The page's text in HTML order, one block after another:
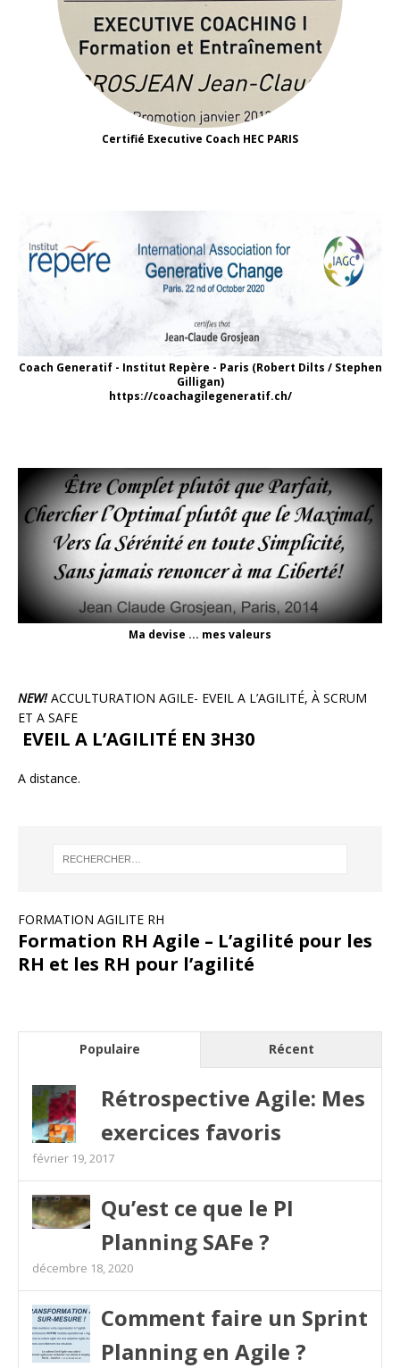
Certifié Executive Coach HEC PARIS
Coach Generatif - Institut Repère - Paris (Robert Dilts / Stephen
Gilligan)
https://coachagilegeneratif.ch/
Ma devise ... mes valeurs
NEW!ACCULTURATION AGILE- EVEIL A L’AGILITÉ, À SCRUM
ET A SAFE
EVEIL A L’AGILITÉ EN 3H30
A distance.
FORMATION AGILITE RH
Formation RH Agile – L’agilité pour les
RH et les RH pour l’agilité
Populaire Récent
Rétrospective Agile: Mes
exercices favoris
février 19, 2017
Qu’est ce que le PI
Planning SAFe ?
décembre 18, 2020
Comment faire un Sprint
Planning en Agile ?